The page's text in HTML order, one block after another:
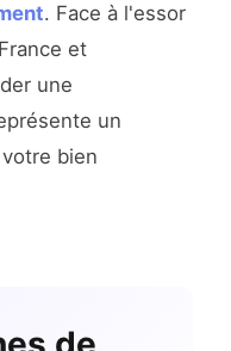
. Face à l'essor
et
une
un
bien